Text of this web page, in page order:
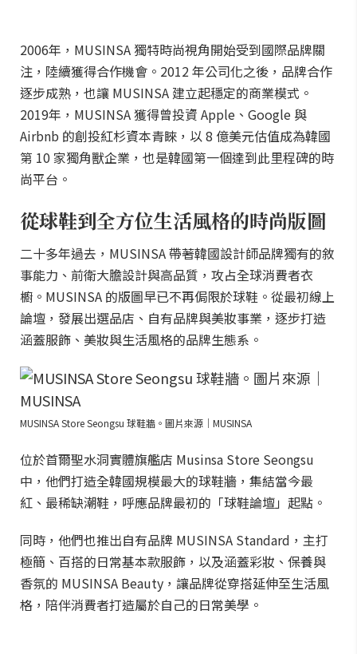
2006年，MUSINSA 獨特時尚視角開始受到國際品牌關
注，陸續獲得合作機會。2012 年公司化之後，品牌合作
逐步成熟，也讓 MUSINSA 建立起穩定的商業模式。
2019年，MUSINSA 獲得曾投資 Apple、Google 與
Airbnb 的創投紅杉資本青睞，以 8 億美元估值成為韓國
第 10 家獨角獸企業，也是韓國第一個達到此里程碑的時
尚平台。
從球鞋到全方位生活風格的時尚版圖
二十多年過去，MUSINSA 帶著韓國設計師品牌獨有的敘
事能力、前衛大膽設計與高品質，攻占全球消費者衣
櫥。MUSINSA 的版圖早已不再侷限於球鞋。從最初線上
論壇，發展出選品店、自有品牌與美妝事業，逐步打造
涵蓋服飾、美妝與生活風格的品牌生態系。
MUSINSA Store Seongsu 球鞋牆。圖片來源｜MUSINSA
位於首爾聖水洞實體旗艦店 Musinsa Store Seongsu
中，他們打造全韓國規模最大的球鞋牆，集結當今最
紅、最稀缺潮鞋，呼應品牌最初的「球鞋論壇」起點。
同時，他們也推出自有品牌 MUSINSA Standard，主打
極簡、百搭的日常基本款服飾，以及涵蓋彩妝、保養與
香氛的 MUSINSA Beauty，讓品牌從穿搭延伸至生活風
格，陪伴消費者打造屬於自己的日常美學。